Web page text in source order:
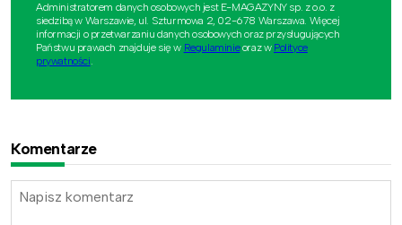
Administratorem danych osobowych jest E-MAGAZYNY sp. z o.o. z
siedzibą w Warszawie, ul. Szturmowa 2, 02-678 Warszawa. Więcej
informacji o przetwarzaniu danych osobowych oraz przysługujących
Państwu prawach znajduje się w Regulaminieoraz w Polityce
prywatności.
Komentarze